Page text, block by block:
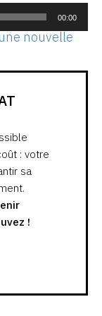
00:00
nouvelle
: votre
sa
!